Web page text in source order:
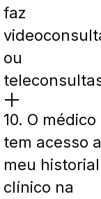
faz
ou
10. O médico
tem acesso
meu historial
clínico na